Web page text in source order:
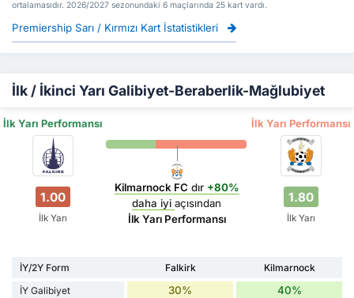
ortalamasıdır. 2026/2027 sezonundaki 6 maçlarında 25 kart vardı.
Premiership Sarı / Kırmızı Kart İstatistikleri
İlk / İkinci Yarı Galibiyet-Beraberlik-Mağlubiyet
İlk Yarı Performansı İlk Yarı Performansı
1.00
İlk Yarı
Kilmarnock FC dır +80%
daha iyiaçısından
İlk Yarı Performansı
1.80
İlk Yarı
İY/2Y Form Falkirk
Kilmarnock
İY Galibiyet
30% 40%